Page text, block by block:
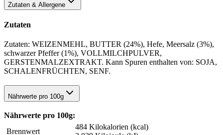
Zutaten & Allergene
Zutaten
Zutaten: WEIZENMEHL, BUTTER (24%), Hefe, Meersalz (3%),
schwarzer Pfeffer (1%), VOLLMILCHPULVER,
GERSTENMALZEXTRAKT. Kann Spuren enthalten von: SOJA,
SCHALENFRÜCHTEN, SENF.
Nährwerte pro 100g
Nährwerte pro 100g:
Brennwert
484 Kilokalorien (kcal)